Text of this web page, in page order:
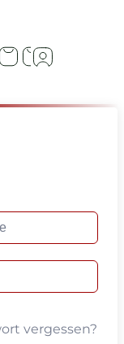
vergessen?